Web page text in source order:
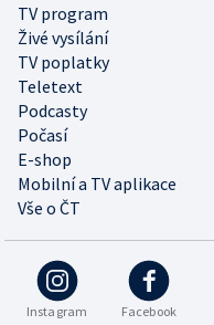
TV program
Živé vysílání
TV poplatky
Teletext
Podcasty
Počasí
E-shop
Mobilní a TV aplikace
Vše o ČT
Instagram Facebook